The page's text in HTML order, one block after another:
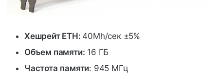
Хешрейт ETH: 40Mh/сек ±5%
Объем памяти: 16 ГБ
Частота памяти: 945 МГц